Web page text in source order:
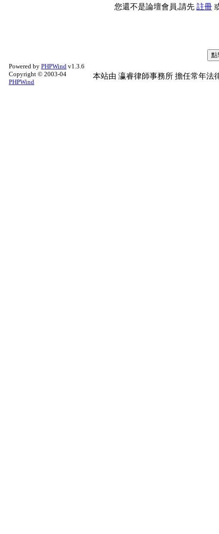
您還不是論壇會員,請先 註冊
Powered by PHPWind v1.3.6
Copyright © 2003-04
PHPWind
本站由 瀛睿律師事務所 擔任常年法